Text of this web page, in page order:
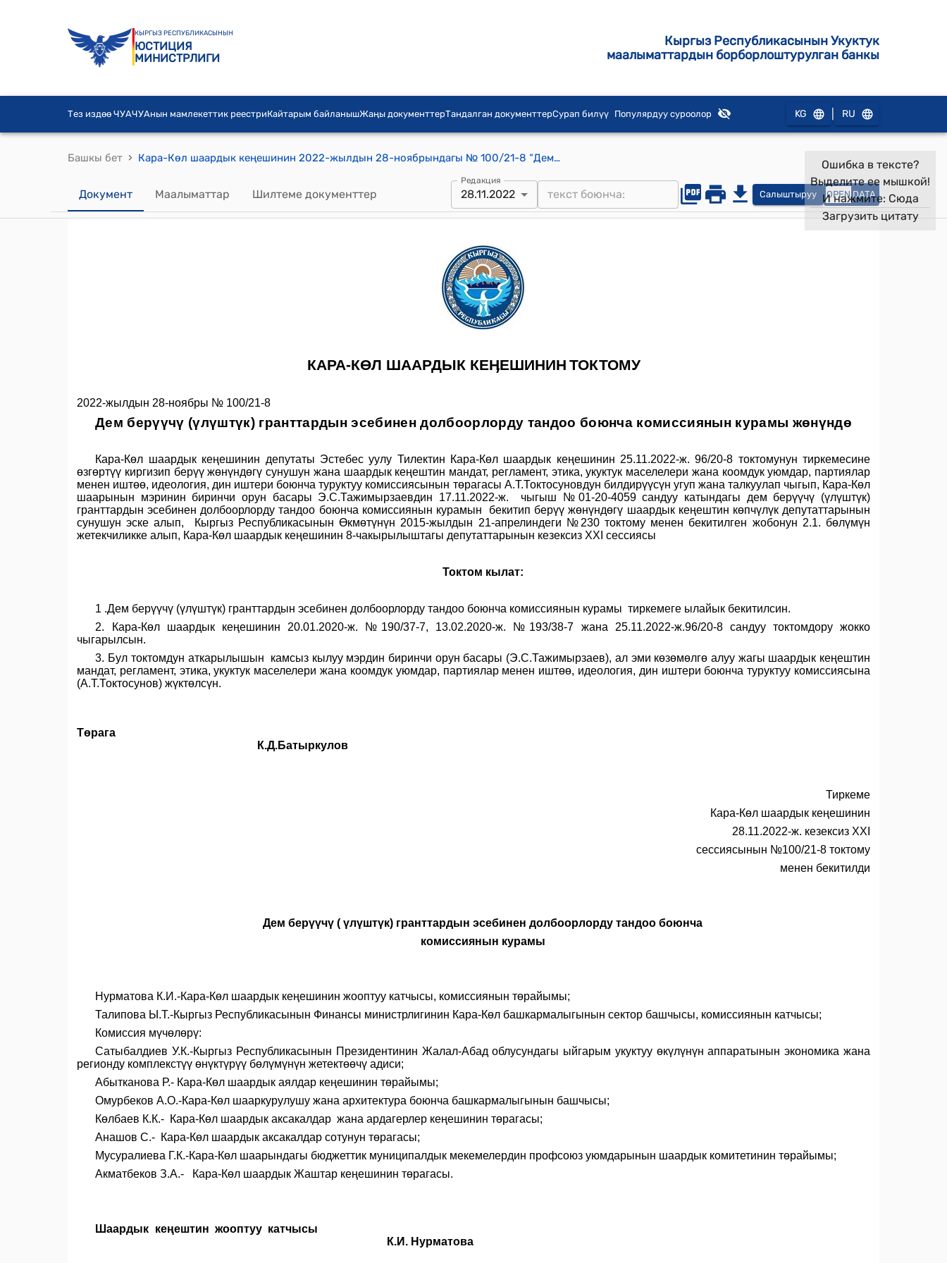
КЫРГЫЗ РЕСПУБЛИКАСЫНЫН
ЮСТИЦИЯ
МИНИСТРЛИГИ
Кыргыз Республикасынын Укуктук
маалыматтардын борборлоштурулган банкы
Тез издөө ЧУАЧУАнын мамлекеттик реестриКайтарым байланышЖаңы документтерТандалган документтерСурап билүү Популярдуу суроолор KG RU
Башкы бет › Кара-Көл шаардык кеңешинин 2022-жылдын 28-ноябрындагы № 100/21-8 “Дем берүүчү (үлүштүк) гранттардын эсебинен долбоорлорду тандоо боюнча комиссиянын курамы жөнүндө”
Документ Маалыматтар Шилтеме документтер
Редакция
28.11.2022 Салыштыруу OPEN DATA
Ошибка в тексте?
Выделите ее мышкой!
И нажмите: Сюда
Загрузить цитату